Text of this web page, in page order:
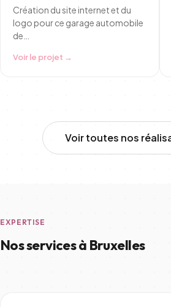
Création du site internet et du
logo pour ce garage automobile
de…
Voir le projet →
Voir toutes nos
EXPERTISE
Nos services à Bruxelles